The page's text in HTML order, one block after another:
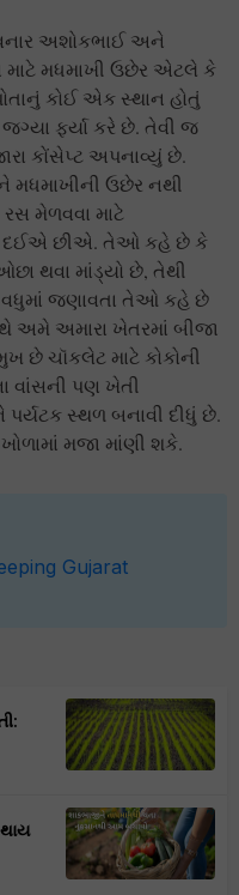
અશોકભાઈ અને
મધમાખી ઉછેર એટલે કે
કોઈ એક સ્થાન હોતું
ફર્યા કરે છે. તેવી જ
કોંસેપ્ટ અપનાવ્યું છે.
મધમાખીની ઉછેર નથી
મેળવવા માટે
દઈએ છીએ. તેઓ કહે છે કે
થવા માંડ્યો છે, તેથી
જણાવતા તેઓ કહે છે
અમે અમારા ખેતરમાં બીજા
છે ચૉકલેટ માટે કોકોની
વાંસની પણ ખેતી
સ્થળ બનાવી દીધું છે.
મજા માંણી શકે.
Gujarat